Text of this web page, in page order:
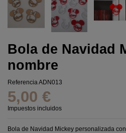
Bola de Navidad
nombre
ReferenciaADN013
5,00 €
Impuestos incluidos
Bola de Navidad Mickey personalizada